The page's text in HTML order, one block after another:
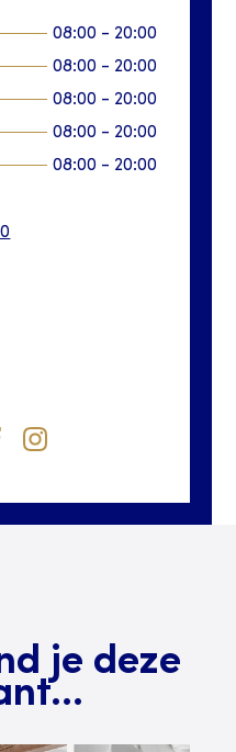
08:00 - 20:00
08:00 - 20:00
08:00 - 20:00
08:00 - 20:00
08:00 - 20:00
je deze